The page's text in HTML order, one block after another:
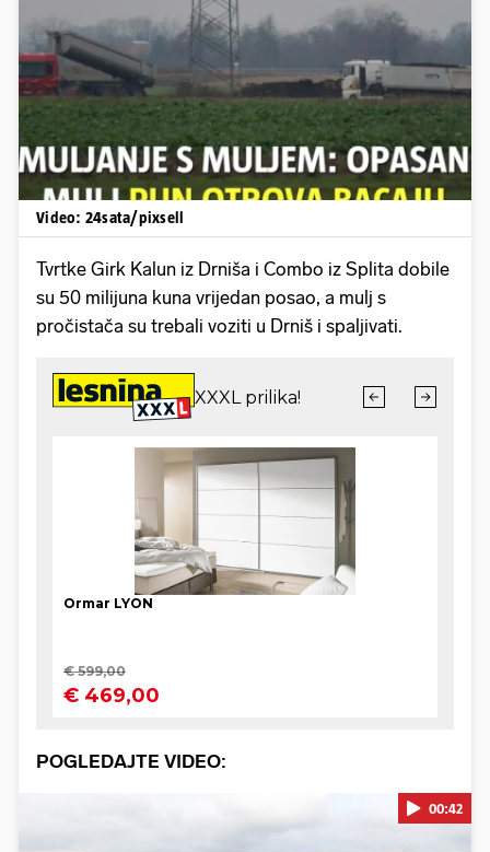
Pokretanje videa...
Video: 24sata/pixsell
Tvrtke Girk Kalun iz Drniša i Combo iz Splita dobile
su 50 milijuna kuna vrijedan posao, a mulj s
pročistača su trebali voziti u Drniš i spaljivati.
POGLEDAJTE VIDEO:
00:42